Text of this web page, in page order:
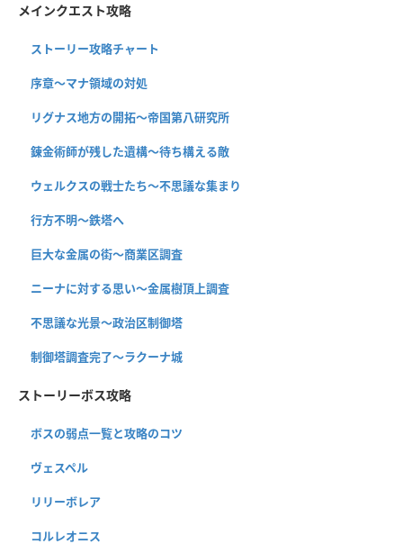
メインクエスト攻略
ストーリー攻略チャート
序章〜マナ領域の対処
リグナス地方の開拓〜帝国第八研究所
錬金術師が残した遺構〜待ち構える敵
ウェルクスの戦士たち〜不思議な集まり
行方不明〜鉄塔へ
巨大な金属の街〜商業区調査
ニーナに対する思い〜金属樹頂上調査
不思議な光景〜政治区制御塔
制御塔調査完了〜ラクーナ城
ストーリーボス攻略
ボスの弱点一覧と攻略のコツ
ヴェスペル
リリーボレア
コルレオニス